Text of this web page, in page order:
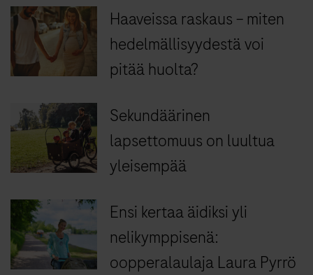
Haaveissa raskaus – miten
hedelmällisyydestä voi
pitää huolta?
Sekundäärinen
lapsettomuus on luultua
yleisempää
Ensi kertaa äidiksi yli
nelikymppisenä:
oopperalaulaja Laura Pyrrö